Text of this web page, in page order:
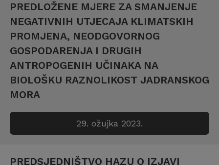
PREDLOŽENE MJERE ZA SMANJENJE
NEGATIVNIH UTJECAJA KLIMATSKIH
PROMJENA, NEODGOVORNOG
GOSPODARENJA I DRUGIH
ANTROPOGENIH UČINAKA NA
BIOLOŠKU RAZNOLIKOST JADRANSKOG
MORA
29. ožujka 2023.
PREDSJEDNIŠTVO HAZU O IZJAVI